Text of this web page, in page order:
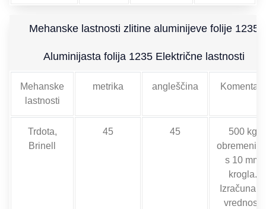
Mehanske lastnosti zlitine aluminijeve folije 1235
Mehanske
lastnosti
metrika angleščina Komentarji
Trdota,
Brinell
45 45
500 kg
s 10 mm
krogla.
Izračunana
vrednost.
Aluminijasta folija 1235 Električne lastnosti